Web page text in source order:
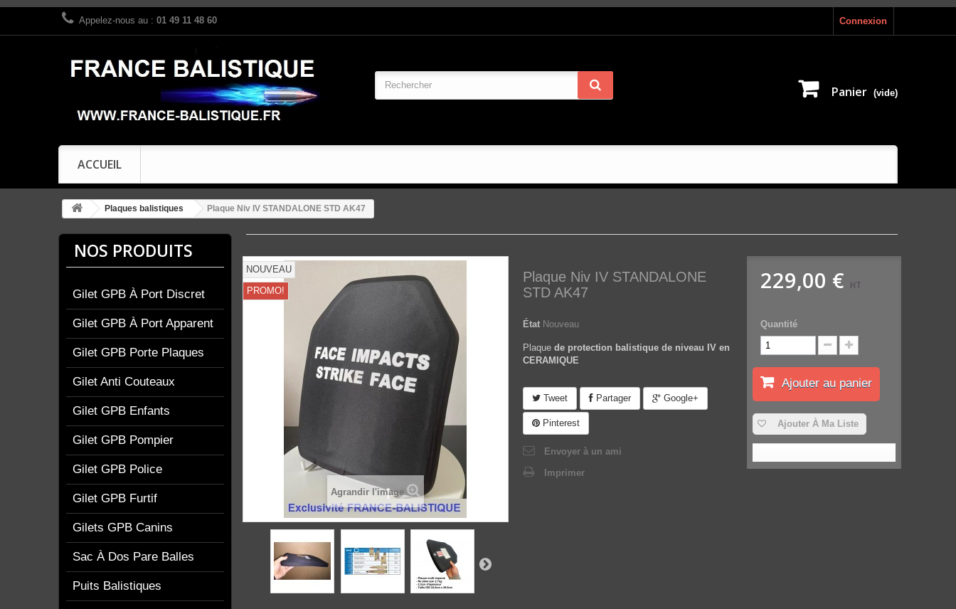
Connexion
Appelez-nous au : 01 49 11 48 60
Panier (vide)
ACCUEIL
Plaques balistiques Plaque Niv IV STANDALONE STD AK47
NOS PRODUITS
Gilet GPB À Port Discret
Gilet GPB À Port Apparent
Gilet GPB Porte Plaques
Gilet Anti Couteaux
Gilet GPB Enfants
Gilet GPB Pompier
Gilet GPB Police
Gilet GPB Furtif
Gilets GPB Canins
Sac À Dos Pare Balles
Puits Balistiques
NOUVEAU
PROMO!
Agrandir l'image
Plaque Niv IV STANDALONE
STD AK47
État Nouveau
Plaque de protection balistique de niveau IV en
CERAMIQUE
Tweet Partager Google+
Pinterest
Envoyer à un ami
Imprimer
229,00 € HT
Quantité
Ajouter au panier
Ajouter À Ma Liste